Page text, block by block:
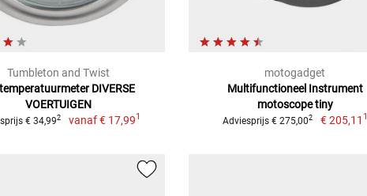
Tumbleton and Twist
DIVERSE
VOERTUIGEN
€ 34,992 vanaf€ 17,991
motogadget
Multifunctioneel Instrument
motoscope tiny
Adviesprijs € 275,002 € 205,11 1